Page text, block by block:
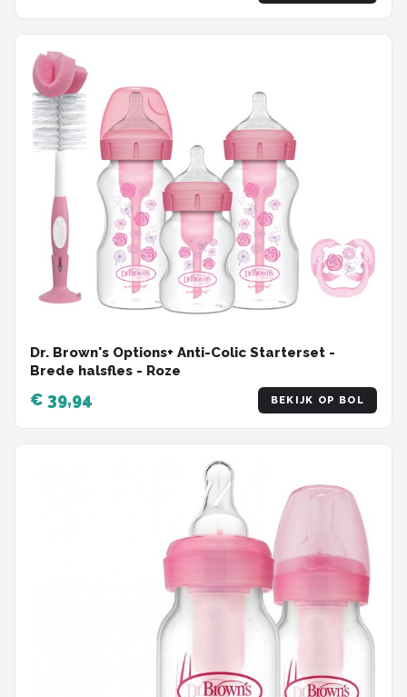
Dr. Brown's Options+ Anti-Colic Starterset -
Brede halsfles - Roze
€ 39,94 BEKIJK OP BOL